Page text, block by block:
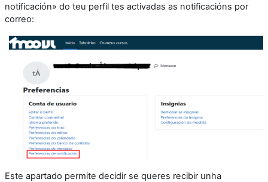
notificación» do teu perfil tes activadas as notificacións por
correo:
Este apartado permite decidir se queres recibir unha